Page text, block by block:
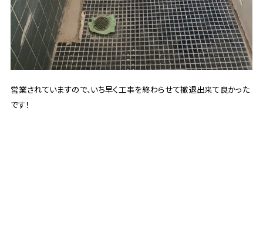
営業されていますので、いち早く工事を終わらせて撤退出来て良かった
です！